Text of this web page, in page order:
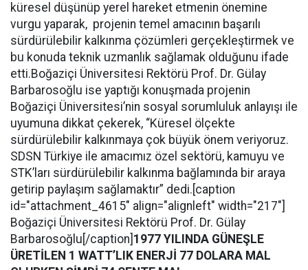
küresel düşünüp yerel hareket etmenin önemine
vurgu yaparak, projenin temel amacının başarılı
sürdürülebilir kalkınma çözümleri gerçekleştirmek ve
bu konuda teknik uzmanlık sağlamak olduğunu ifade
etti.Boğaziçi Üniversitesi Rektörü Prof. Dr. Gülay
Barbarosoğlu ise yaptığı konuşmada projenin
Boğaziçi Üniversitesi’nin sosyal sorumluluk anlayışı ile
uyumuna dikkat çekerek, “Küresel ölçekte
sürdürülebilir kalkınmaya çok büyük önem veriyoruz.
SDSN Türkiye ile amacımız özel sektörü, kamuyu ve
STK’ları sürdürülebilir kalkınma bağlamında bir araya
getirip paylaşım sağlamaktır” dedi.[caption
id="attachment_4615" align="alignleft" width="217"]
Boğaziçi Üniversitesi Rektörü Prof. Dr. Gülay
Barbarosoğlu[/caption] 1977 YILINDA GÜNEŞLE
ÜRETİLEN 1 WATT’LIK ENERJİ 77 DOLARA MAL